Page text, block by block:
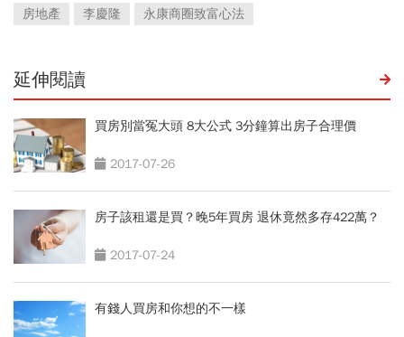
房地產
李慶隆 永康商圈致富心法
延伸閱讀
買房別當冤大頭 8大公式 3分鐘算出房子合理價
2017-07-26
房子該租還是買？晚5年買房 退休竟然多存422萬？
2017-07-24
有錢人買房和你想的不一樣